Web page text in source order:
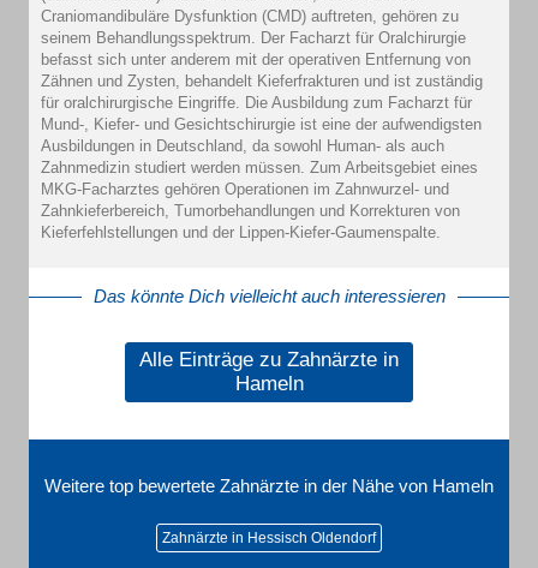
Craniomandibuläre Dysfunktion (CMD) auftreten, gehören zu
seinem Behandlungsspektrum. Der Facharzt für Oralchirurgie
befasst sich unter anderem mit der operativen Entfernung von
Zähnen und Zysten, behandelt Kieferfrakturen und ist zuständig
für oralchirurgische Eingriffe. Die Ausbildung zum Facharzt für
Mund-, Kiefer- und Gesichtschirurgie ist eine der aufwendigsten
Ausbildungen in Deutschland, da sowohl Human- als auch
Zahnmedizin studiert werden müssen. Zum Arbeitsgebiet eines
MKG-Facharztes gehören Operationen im Zahnwurzel- und
Zahnkieferbereich, Tumorbehandlungen und Korrekturen von
Kieferfehlstellungen und der Lippen-Kiefer-Gaumenspalte.
Das könnte Dich vielleicht auch interessieren
Alle Einträge zu Zahnärzte in
Hameln
Weitere top bewertete Zahnärzte in der Nähe von Hameln
Zahnärzte in Hessisch Oldendorf